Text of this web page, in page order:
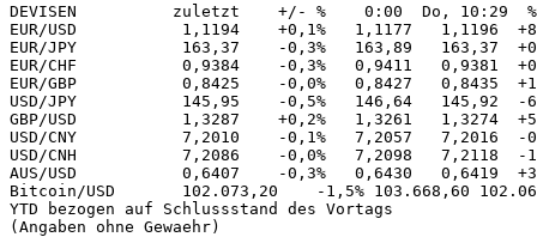
DEVISEN          zuletzt    +/- %    0:00  Do, 10:29  %
EUR/USD           1,1194    +0,1%   1,1177   1,1196
EUR/JPY           163,37    -0,3%   163,89   163,37
EUR/CHF           0,9384    -0,3%   0,9411   0,9381
EUR/GBP           0,8425    -0,0%   0,8427   0,8435
USD/JPY           145,95    -0,5%   146,64   145,92  -
GBP/USD           1,3287    +0,2%   1,3261   1,3274
USD/CNY           7,2010    -0,1%   7,2057   7,2016  -
USD/CNH           7,2086    -0,0%   7,2098   7,2118  -
AUS/USD           0,6407    -0,3%   0,6430   0,6419
Bitcoin/USD       102.073,20    -1,5% 103.668,60
YTD bezogen auf Schlussstand des Vortags
(Angaben ohne Gewaehr)